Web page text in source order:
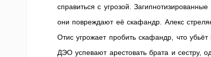
справиться с угрозой.
они повреждают её скафандр. Алекс
Отис угрожает пробить скафандр, что
ДЭО успевают арестовать брата и сестру,